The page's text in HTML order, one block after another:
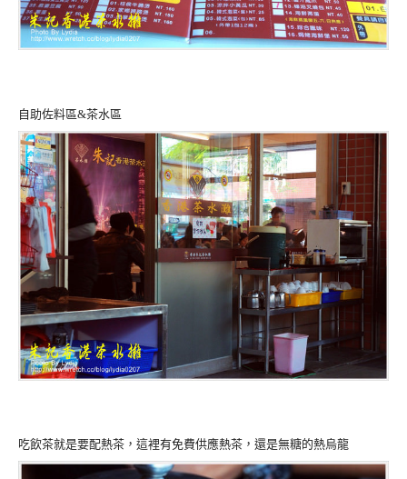
自助佐料區&茶水區
吃飲茶就是要配熱茶，這裡有免費供應熱茶，還是無糖的熱烏龍